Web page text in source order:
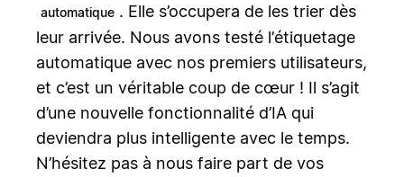
automatique . Elle s’occupera de les trier dès
leur arrivée. Nous avons testé l’étiquetage
automatique avec nos premiers utilisateurs,
et c’est un véritable coup de cœur ! Il s’agit
d’une nouvelle fonctionnalité d’IA qui
deviendra plus intelligente avec le temps.
N’hésitez pas à nous faire part de vos